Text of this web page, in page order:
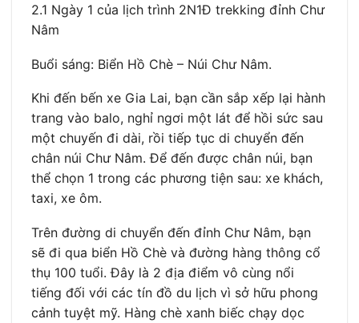
2.1 Ngày 1 của lịch trình 2N1Đ trekking đỉnh Chư
Nâm
Buổi sáng: Biển Hồ Chè – Núi Chư Nâm.
Khi đến bến xe Gia Lai, bạn cần sắp xếp lại hành
trang vào balo, nghỉ ngơi một lát để hồi sức sau
một chuyến đi dài, rồi tiếp tục di chuyển đến
chân núi Chư Nâm. Để đến được chân núi, bạn
thể chọn 1 trong các phương tiện sau: xe khách,
taxi, xe ôm.
Trên đường di chuyển đến đỉnh Chư Nâm, bạn
sẽ đi qua biển Hồ Chè và đường hàng thông cổ
thụ 100 tuổi. Đây là 2 địa điểm vô cùng nổi
tiếng đối với các tín đồ du lịch vì sở hữu phong
cảnh tuyệt mỹ. Hàng chè xanh biếc chạy dọc